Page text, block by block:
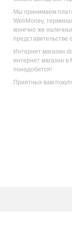
Мы принимаем
WebMoney,
конечно же
представительстве
Интернет магазин
интернет магазин
понадобится!
Приятных вам